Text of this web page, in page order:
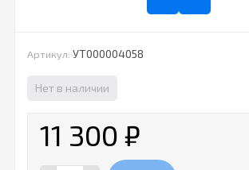
Артикул: УТ000004058
Нет в наличии
11 300 ₽